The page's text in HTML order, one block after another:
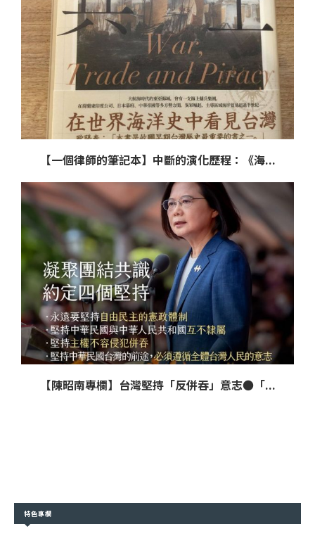
【一個律師的筆記本】中斷的演化歷程：《海...
【陳昭南專欄】台灣堅持「反併吞」意志●「...
特色專欄